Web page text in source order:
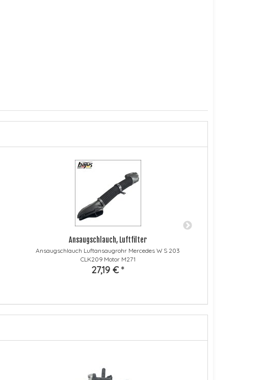
Ansaugschlauch, Luftfilter
Ansaugschlauch Luftansaugrohr Mercedes W S 203
CLK209 Motor M271
27,19 € *